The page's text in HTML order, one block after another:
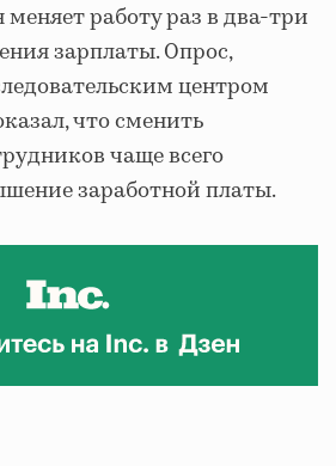
работу раз в два-три
зарплаты. Опрос,
центром
что сменить
чаще всего
заработной платы.